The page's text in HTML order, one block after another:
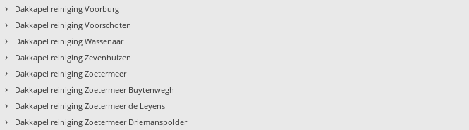
› Dakkapel reiniging Voorburg
› Dakkapel reiniging Voorschoten
› Dakkapel reiniging Wassenaar
› Dakkapel reiniging Zevenhuizen
› Dakkapel reiniging Zoetermeer
› Dakkapel reiniging Zoetermeer Buytenwegh
› Dakkapel reiniging Zoetermeer de Leyens
› Dakkapel reiniging Zoetermeer Driemanspolder